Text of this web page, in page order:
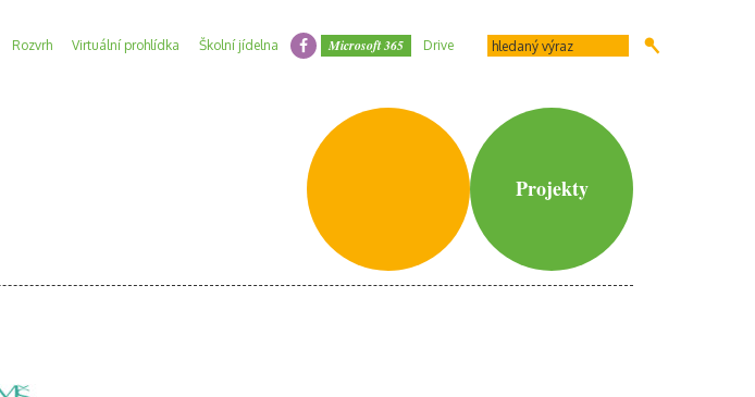
Rozvrh Virtuální prohlídka Školní jídelna Microsoft 365 Drive
Projekty